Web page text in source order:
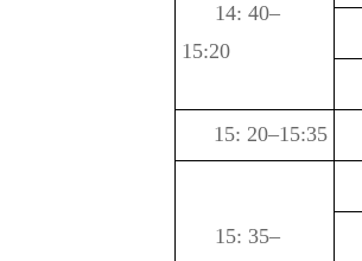
14: 40–
15:20
15: 20–15:35
15: 35–